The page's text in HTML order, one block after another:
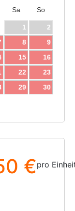
Sa So
1
2
8
9
15
16
22
23
29
30
€pro